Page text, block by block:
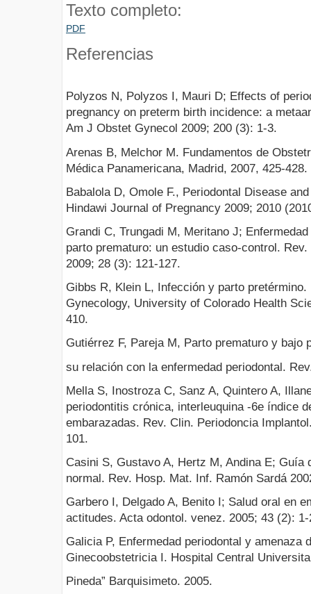
Texto completo:
PDF
Referencias
Polyzos N, Polyzos I, Mauri D; Effects of
pregnancy on preterm birth incidence: a
Am J Obstet Gynecol 2009; 200 (3): 1-3.
Arenas B, Melchor M. Fundamentos de
Médica Panamericana, Madrid, 2007, 425-428.
Babalola D, Omole F., Periodontal Disease
Hindawi Journal of Pregnancy 2009; 2010
Grandi C, Trungadi M, Meritano J;
parto prematuro: un estudio caso-control.
2009; 28 (3): 121-127.
Gibbs R, Klein L, Infección y parto
Gynecology, University of Colorado Health
410.
Gutiérrez F, Pareja M, Parto prematuro y bajo
su relación con la enfermedad periodontal.
Mella S, Inostroza C, Sanz A, Quintero A,
periodontitis crónica, interleuquina -6e índice
embarazadas. Rev. Clin. Periodoncia
101.
Casini S, Gustavo A, Hertz M, Andina E; Guía
normal. Rev. Hosp. Mat. Inf. Ramón Sardá
Garbero I, Delgado A, Benito I; Salud oral en
actitudes. Acta odontol. venez. 2005; 43 (2):
Galicia P, Enfermedad periodontal y amenaza
Ginecoobstetricia I. Hospital Central
Pineda” Barquisimeto. 2005.